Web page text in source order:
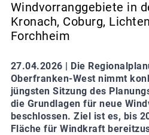
Windvorranggebiete in
Kronach, Coburg,
Forchheim
27.04.2026 | Die
Oberfranken-West nimmt
jüngsten Sitzung des
die Grundlagen für neue
beschlossen. Ziel ist es, bis
Fläche für Windkraft